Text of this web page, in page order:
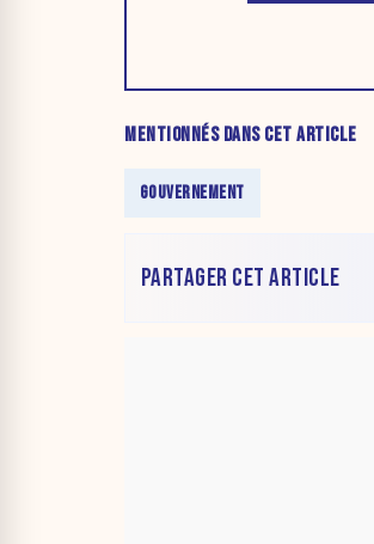
MENTIONNÉS DANS CET ARTICLE
GOUVERNEMENT
PARTAGER CET ARTICLE